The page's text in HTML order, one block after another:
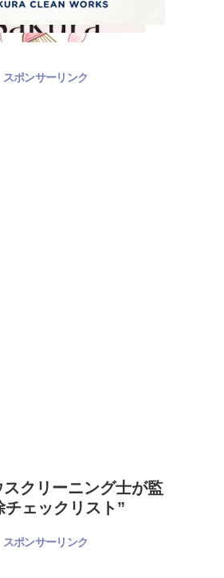
スポンサーリンク
スクリーニング士が監
ェックリスト”
スポンサーリンク